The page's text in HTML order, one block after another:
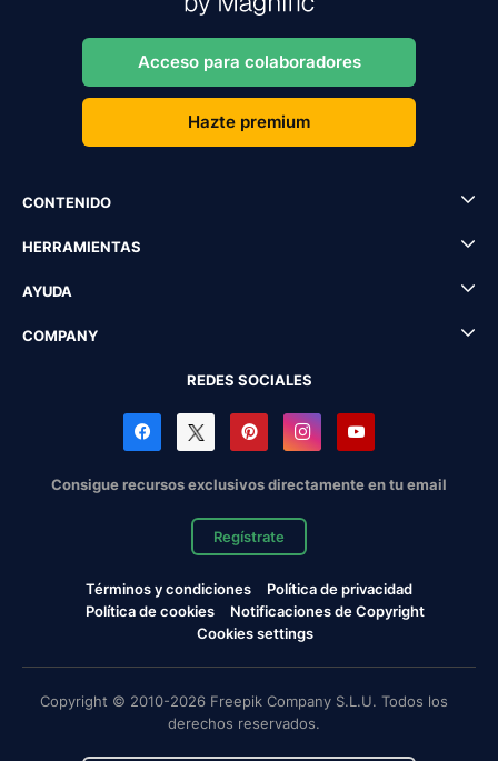
Acceso para colaboradores
Hazte premium
CONTENIDO
HERRAMIENTAS
AYUDA
COMPANY
REDES SOCIALES
Consigue recursos exclusivos directamente en tu email
Regístrate
Términos y condiciones
Política de privacidad
Política de cookies
Notificaciones de Copyright
Cookies settings
Copyright © 2010-2026 Freepik Company S.L.U. Todos los
derechos reservados.